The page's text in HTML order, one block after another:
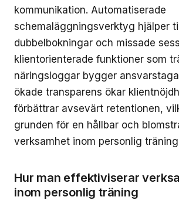
kommunikation. Automatiserade
schemaläggningsverktyg hjälper
dubbelbokningar och missade
klientorienterade funktioner som
näringsloggar bygger
ökade transparens ökar
förbättrar avsevärt retentionen,
grunden för en hållbar och
verksamhet inom personlig
Hur man effektiviserar
inom personlig träning